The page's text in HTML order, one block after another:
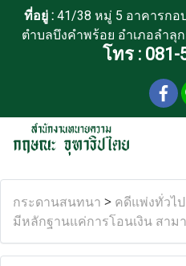
ที่อยู่ :41/38 หมู่ 5 อาคารกอ
ตำบลบึงคำพร้อย อำเภอลำลุ
โทร : 081-
กระดานสนทนา > คดีแพ่งทั่วไป
มีหลักฐานแค่การโอนเงิน สาม